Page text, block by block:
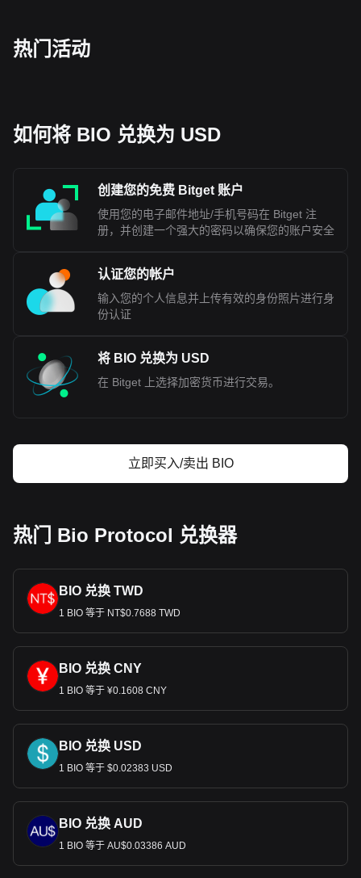
加密货币可以兑换成多少USD。
热门活动
如何将 BIO 兑换为 USD
创建您的免费 Bitget 账户
使用您的电子邮件地址/手机号码在 Bitget 注
册，并创建一个强大的密码以确保您的账户安全
认证您的帐户
输入您的个人信息并上传有效的身份照片进行身
份认证
将 BIO 兑换为 USD
在 Bitget 上选择加密货币进行交易。
立即买入/卖出 BIO
热门 Bio Protocol 兑换器
BIO 兑换 TWD
1 BIO 等于 NT$0.7688 TWD
BIO 兑换 CNY
1 BIO 等于 ¥0.1608 CNY
BIO 兑换 USD
1 BIO 等于 $0.02383 USD
BIO 兑换 AUD
1 BIO 等于 AU$0.03386 AUD